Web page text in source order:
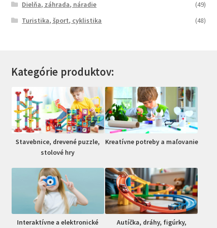
Dielňa, záhrada, náradie
(49)
Turistika, šport, cyklistika
(48)
Kategórie produktov:
Stavebnice, drevené puzzle,
stolové hry
Kreatívne potreby a maľovanie
Interaktívne a elektronické
Autíčka, dráhy, figúrky,